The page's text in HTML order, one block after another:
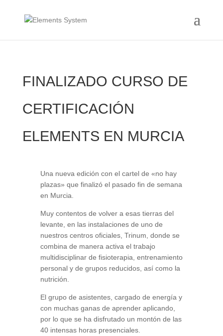
FINALIZADO CURSO DE
CERTIFICACIÓN
ELEMENTS EN MURCIA
Una nueva edición con el cartel de «no hay
plazas» que finalizó el pasado fin de semana
en Murcia.
Muy contentos de volver a esas tierras del
levante, en las instalaciones de uno de
nuestros centros oficiales, Trinum, donde se
combina de manera activa el trabajo
multidisciplinar de fisioterapia, entrenamiento
personal y de grupos reducidos, así como la
nutrición.
El grupo de asistentes, cargado de energía y
con muchas ganas de aprender aplicando,
por lo que se ha disfrutado un montón de las
40 intensas horas presenciales.